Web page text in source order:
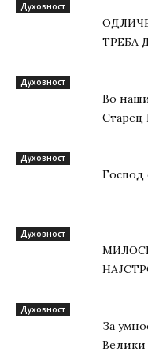
Духовност
ТРЕБА
Духовност
Во
Старец
Духовност
Господ
Духовност
Духовност
За
Велики